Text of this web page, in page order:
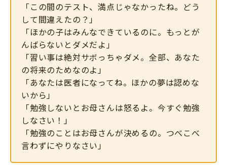
「この間のテスト、満点じゃなかったね。どう
して間違えたの？」
「ほかの子はみんなできているのに。もっとが
んばらないとダメだよ」
「習い事は絶対サボっちゃダメ。全部、あなた
の将来のためなのよ」
「あなたは医者になってね。ほかの夢は認めな
いから」
「勉強しないとお母さんは怒るよ。今すぐ勉強
しなさい！」
「勉強のことはお母さんが決めるの。つべこべ
言わずにやりなさい」